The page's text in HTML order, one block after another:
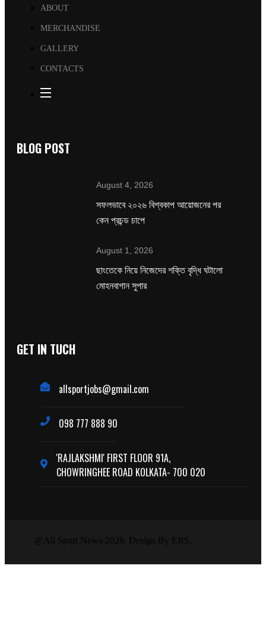
ABOUT
MERCHANDISE
GALLERY
CONTACTS
BLOG POST
August 4, 2026
সফলভাবে ২০২৬ বিশ্বকাপ আয়োজনের পর
কেন প্রচন্ড চাপে
August 1, 2026
ছাংতেকে নিয়ে নিজেদের শক্তি বৃদ্ধি ঘটালো
মোহনবাগান সুপার
GET IN TUCH
allsportjobs@gmail.com
098 777 888 90
'RAJLAKSHMI' FIRST FLOOR 91A,
CHOWRINGHEE ROAD KOLKATA- 700 020
@All Sport News-2026. Design By EBS.